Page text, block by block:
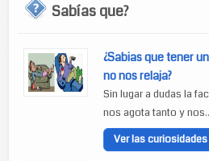
Sabías que?
¿Sabias que tener
no nos relaja?
Sin lugar a dudas la
nos agota tanto y
Ver las curiosidades